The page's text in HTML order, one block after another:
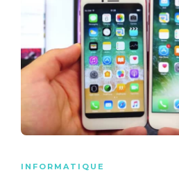
INFORMATIQUE